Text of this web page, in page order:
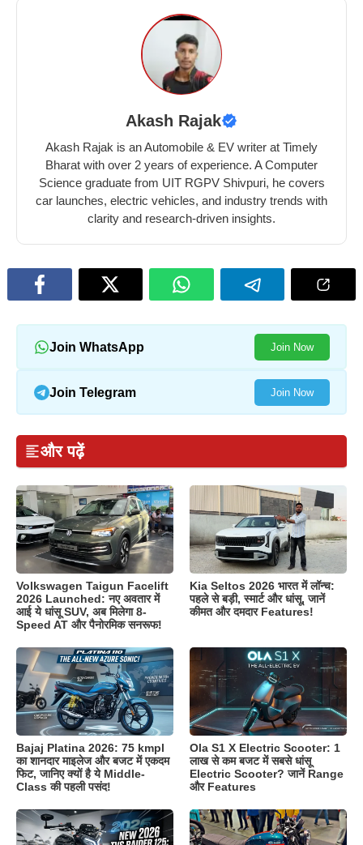
Akash Rajak
Akash Rajak is an Automobile & EV writer at Timely
Bharat with over 2 years of experience. A Computer
Science graduate from UIT RGPV Shivpuri, he covers
car launches, electric vehicles, and industry trends with
clarity and research-driven insights.
Join WhatsApp Join Now
Join Telegram Join Now
और पढ़ें
Volkswagen Taigun Facelift
2026 Launched: नए अवतार में
आई ये धांसू SUV, अब मिलेगा 8-
Speed AT और पैनोरमिक सनरूफ!
Kia Seltos 2026 भारत में लॉन्च:
पहले से बड़ी, स्मार्ट और धांसू, जानें
कीमत और दमदार Features!
Bajaj Platina 2026: 75 kmpl
का शानदार माइलेज और बजट में एकदम
फिट, जानिए क्यों है ये Middle-
Class की पहली पसंद!
Ola S1 X Electric Scooter: 1
लाख से कम बजट में सबसे धांसू
Electric Scooter? जानें Range
और Features